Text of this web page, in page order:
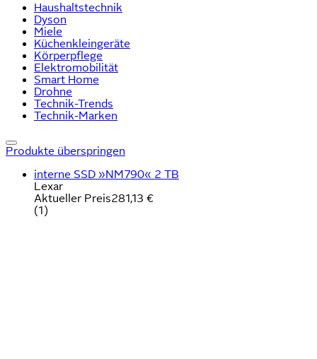
Haushaltstechnik
Dyson
Miele
Küchenkleingeräte
Körperpflege
Elektromobilität
Smart Home
Drohne
Technik-Trends
Technik-Marken
Produkte überspringen
interne SSD »NM790« 2 TB
Lexar
Aktueller Preis281,13 €
(1)